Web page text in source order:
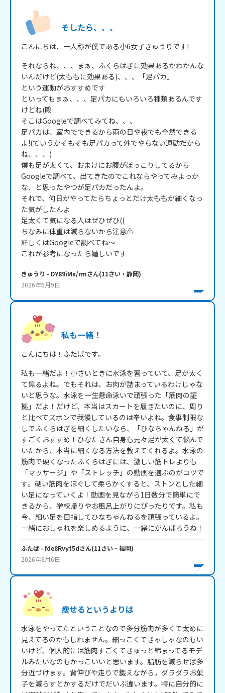
そしたら、、、
こんにちは、一人称が僕である小6女子きゅうりです!
それならね、、、まぁ、ふくらはぎに効果あるかわかんな
いんだけど(太ももに効果ある)、、、「足パカ」
という運動がおすすめです
といってもまぁ、、、足パカにもいろいろ種類あるんです
けどね(殴
そこはGoogleで調べてみてね、、、
足パカは、室内でできるから雨の日や夜でも全然できる
よ!(ていうかそもそも足パカって外でやらない運動だから
ね、、、)
僕も足が太くて、おまけにお腹がぽっこりしてるから
Googleで調べて、出てきたのでこれならやってみよっか
な、と思ったやつが足パカだったんよ。
それで、何日がやってたらちょっとだけ太ももが細くなっ
た気がしたんよ
足太くて気になる人はぜひぜひ((
ちなみに体重は減らないから注意⚠️
詳しくはGoogleで調べてね～
これが参考になったら嬉しいです
きゅうり - DY89iMx/rmさん(11さい・ 静岡)
2026年6月9日
私も一緒！
こんにちは！ふたばです。
私も一緒だよ！小さいときに水泳を習っていて、足が太く
て焦るよね。でもそれは、お肉が詰まっているわけじゃな
いと思うな。水泳を一生懸命泳いで頑張った「筋肉の証
拠」だよ！だけど、本当はスカートを履きたいのに、周り
と比べてズボンで我慢しているのは辛いよね。食事制限な
しでふくらはぎを細くしたいなら、「ひなちゃんねる」が
すごくおすすめ！ひなたさん自身も元々足が太くて悩んで
いたから、本当に細くなる方法を教えてくれるよ。水泳の
筋肉で硬くなったふくらはぎには、激しい筋トレよりも
「マッサージ」や「ストレッチ」の動画を選ぶのがコツで
す。硬い筋肉をほぐして柔らかくすると、ストンとした細
い足になっていくよ！動画を見ながら1日数分で簡単にで
きるから、学校帰りやお風呂上がりにぴったりです。私も
今、細い足を目指してひなちゃんねるを頑張っているよ。
一緒におしゃれを楽しめるように、一緒にがんばろうね！
ふたば - fde8Rvyt5dさん(11さい・ 福岡)
2026年6月6日
痩せるというよりは
水泳をやってたということなので多分筋肉が多くて太めに
見えてるのかもしれません。細っこくてきゃしゃなのもい
いけど、個人的には筋肉すごくてきゅっと締まってるモデ
ルみたいなのもかっこいいと思います。脂肪を減らせば多
分近づけます。背伸びや走りで鍛えながら，ダラダラお菓
子を減らすとかするだけでだいぶ違います。特に自分的に